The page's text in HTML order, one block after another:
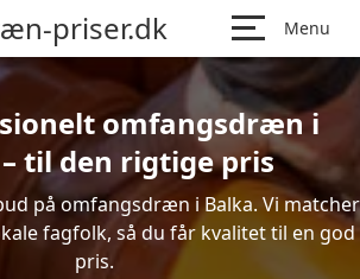
priser.dk Menu
omfangsdræn i
til den rigtige pris
på omfangsdræn i Balka. Vi matcher
fagfolk, så du får kvalitet til en god
pris.